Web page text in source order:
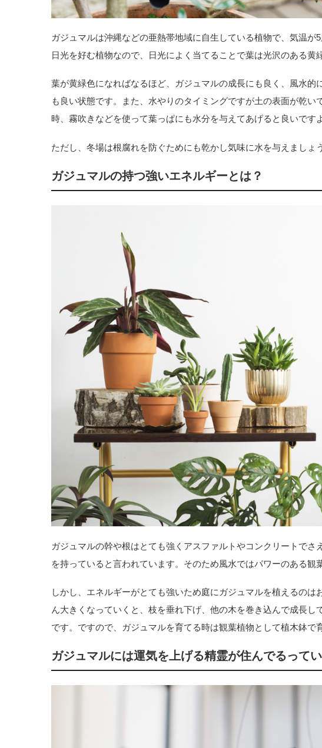
ガジュマルは沖縄などの亜熱帯地域に自生している植物で、気温
日光を好む植物なので、日光によく当てることで葉は光沢のある黄
葉が黄緑色になればなるほど、ガジュマルの成長にも良く、風水
も良い状態です。また、水やりのタイミングですが土の表面が乾
時、霧吹きなどを使って葉っぱにも水分を与えてあげると良いですよ
ただし、冬場は根腐れを防ぐためにも乾かし気味に水を与えましょう
ガジュマルの持つ強いエネルギーとは？
ガジュマルの幹や根はとても強くアスファルトやコンクリートで
を持っていると言われています。そのため風水ではパワーのある観
しかし、エネルギーがとても強いため庭にガジュマルを植えるの
ん大きくなっていくと、枝を垂れ下げ、他の木を巻き込んで成長
です。ですので、ガジュマルを育てる時は観葉植物として植木鉢で
ガジュマルには運気を上げる精霊が住んでるって